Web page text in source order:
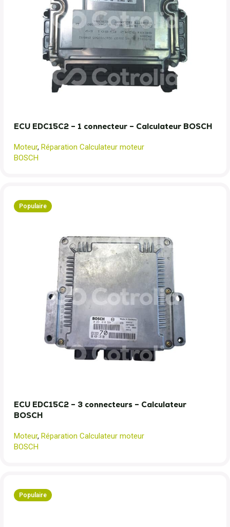
ECU EDC15C2 – 1 connecteur – Calculateur BOSCH
Moteur, Réparation Calculateur moteur
BOSCH
Populaire
ECU EDC15C2 – 3 connecteurs – Calculateur
BOSCH
Moteur, Réparation Calculateur moteur
BOSCH
Populaire